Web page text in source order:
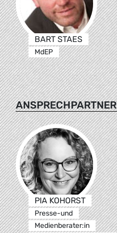
BART STAES
MdEP
ANSPRECHPARTNER
PIA KOHORST
Presse-und
Medienberater:in